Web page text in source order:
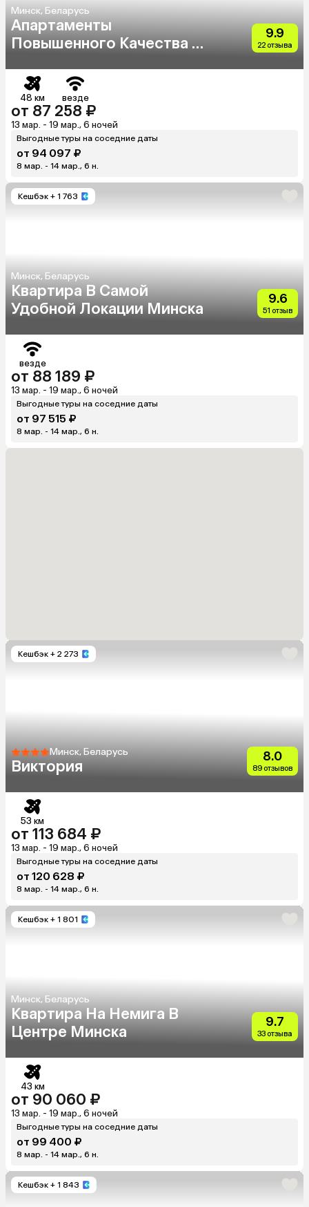
Минск, Беларусь
Апартаменты
Повышенного Качества В
9.9
22 отзыва
48 км везде
от 87 258 ₽
13 мар. - 19 мар., 6 ночей
Выгодные туры на соседние даты
от 94 097 ₽
8 мар. - 14 мар., 6 н.
Кешбэк + 1 763
Минск, Беларусь
Квартира В Самой
Удобной Локации Минска
9.6
51 отзыв
везде
от 88 189 ₽
13 мар. - 19 мар., 6 ночей
Выгодные туры на соседние даты
от 97 515 ₽
8 мар. - 14 мар., 6 н.
Кешбэк + 2 273
Минск, Беларусь
Виктория
8.0
89 отзывов
53 км
от 113 684 ₽
13 мар. - 19 мар., 6 ночей
Выгодные туры на соседние даты
от 120 628 ₽
8 мар. - 14 мар., 6 н.
Кешбэк + 1 801
Минск, Беларусь
Квартира На Немига В
Центре Минска
9.7
33 отзыва
43 км
от 90 060 ₽
13 мар. - 19 мар., 6 ночей
Выгодные туры на соседние даты
от 99 400 ₽
8 мар. - 14 мар., 6 н.
Кешбэк + 1 843